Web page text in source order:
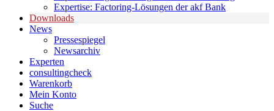
Expertise: Factoring-Lösungen der akf Bank
Downloads
News
Pressespiegel
Newsarchiv
Experten
consultingcheck
Warenkorb
Mein Konto
Suche